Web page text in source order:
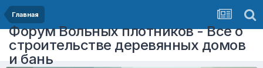
Главная
Форум Вольных плотников - Все о
строительстве деревянных домов
и бань